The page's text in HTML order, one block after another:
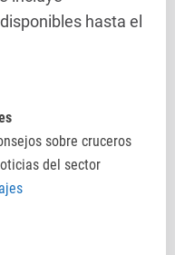
hasta el
sobre cruceros
del sector